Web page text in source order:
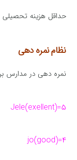
حداقل هزینه تحصیلی و هزینه ۵۰۰۰ یورو
نظام نمره دهی
نمره دهی در مدارس بر مقیاس ۵-۱ است
۵=Jele(exellent)
۴=jo(good)